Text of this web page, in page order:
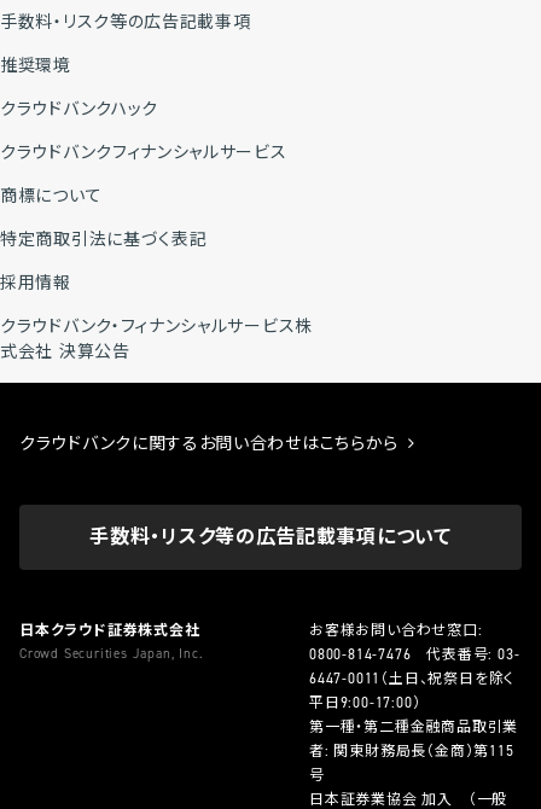
手数料・リスク等の広告記載事項
推奨環境
クラウドバンクハック
クラウドバンクフィナンシャルサービス
商標について
特定商取引法に基づく表記
採用情報
クラウドバンク・フィナンシャルサービス株
式会社 決算公告
クラウドバンクに関するお問い合わせはこちらから
手数料・リスク等の広告記載事項について
日本クラウド証券株式会社
Crowd Securities Japan, Inc.
お客様お問い合わせ窓口:
0800-814-7476 代表番号:03-
6447-0011 （土日、祝祭日を除く
平日9:00-17:00）
第一種・第二種金融商品取引業
者: 関東財務局長（金商）第115
号
日本証券業協会 加入 （一般